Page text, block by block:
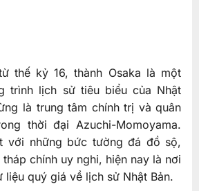
thế kỷ 16, thành Osaka là một
trình lịch sử tiêu biểu của Nhật
là trung tâm chính trị và quân
thời đại Azuchi-Momoyama.
với những bức tường đá đồ sộ,
chính uy nghi, hiện nay là nơi
liệu quý giá về lịch sử Nhật Bản.